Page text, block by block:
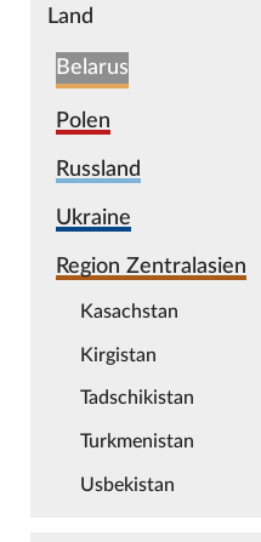
Land
Belarus
Polen
Russland
Ukraine
Region Zentralasien
Kasachstan
Kirgistan
Tadschikistan
Turkmenistan
Usbekistan